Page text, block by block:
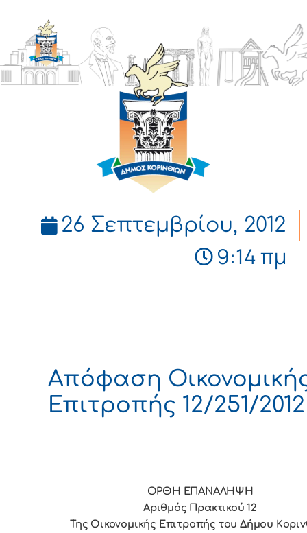
ΔΗΜΟΣ
ΚΟΡΙΝΘΙΩΝ
26 Σεπτεμβρίου, 2012
9:14 πμ
Απόφαση
Επιτροπής 12/251/2012
ΟΡΘΗ ΕΠΑΝΑΛΗΨΗ
Αριθμός Πρακτικού 12
Της Οικονομικής Επιτρoπής τoυ Δήμoυ